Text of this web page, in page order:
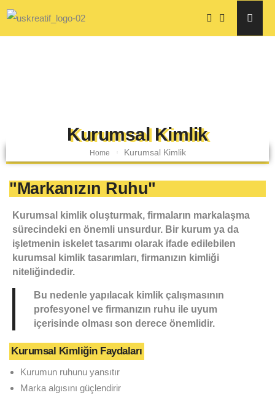
Kurumsal Kimlik
Home Kurumsal Kimlik
"Markanızın Ruhu"
Kurumsal kimlik oluşturmak, firmaların markalaşma
sürecindeki en önemli unsurdur. Bir kurum ya da
işletmenin iskelet tasarımı olarak ifade edilebilen
kurumsal kimlik tasarımları, firmanızın kimliği
niteliğindedir.
Bu nedenle yapılacak kimlik çalışmasının
profesyonel ve firmanızın ruhu ile uyum
içerisinde olması son derece önemlidir.
Kurumsal Kimliğin Faydaları
Kurumun ruhunu yansıtır
Marka algısını güçlendirir